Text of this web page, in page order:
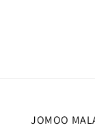
JOMOO